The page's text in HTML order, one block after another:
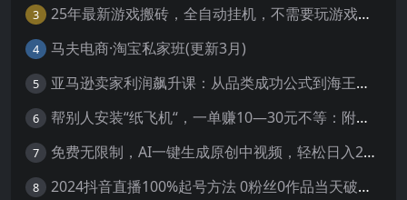
3 25年最新游戏搬砖，全自动挂机，不需要玩游戏，单手机操作日入300+
4 马夫电商·淘宝私家班(更新3月)
5 亚马逊卖家利润飙升课：从品类成功公式到海王打法，让每个SKU都成爆款一路飙升(更新26年3月
6 帮别人安装“纸飞机“，一单赚10—30元不等：附：免费节点
7 免费无限制，AI一键生成原创中视频，轻松日入2000+，超简单，可矩阵，…
8 2024抖音直播100%起号方法 0粉丝0作品当天破千人在线 多种变现方式